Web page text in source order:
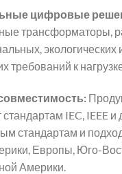
цифровые
трансформаторы,
экологических
требований к
стандартам IEC, IEEE и
стандартам и
Европы, Юго-
Америки.